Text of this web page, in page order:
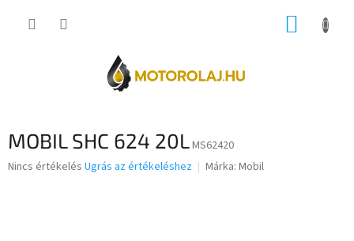
KOSÁR
MOBIL SHC 624 20LMS62420
A
Nincs értékelés Ugrás az értékeléshez Márka: Mobil